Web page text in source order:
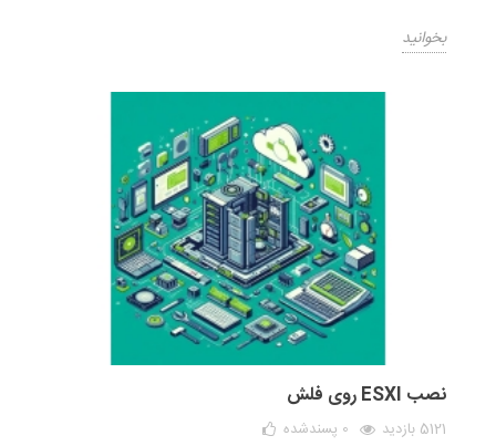
بخوانید
نصب ESXI روی فلش
5121 بازدید 0 پسندشده